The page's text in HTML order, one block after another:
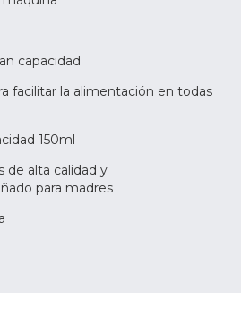
capacidad
facilitar la alimentación en todas
150ml
de alta calidad y
para madres